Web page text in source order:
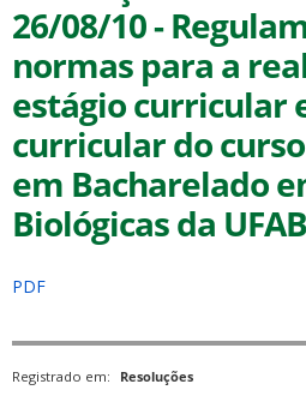
26/08/10 -
normas para a
estágio curricular
curricular do
em Bacharelado
Biológicas da
PDF
Registrado em: Resoluções